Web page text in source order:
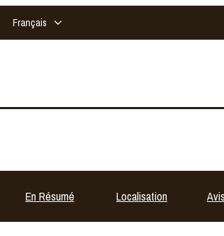
Français
En Résumé Localisation Avis